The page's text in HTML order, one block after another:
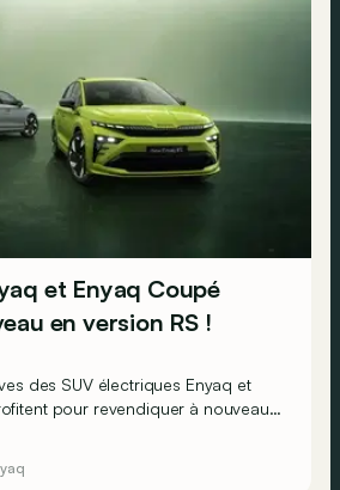
et Enyaq Coupé
en version RS !
des SUV électriques Enyaq et
pour revendiquer à nouveau